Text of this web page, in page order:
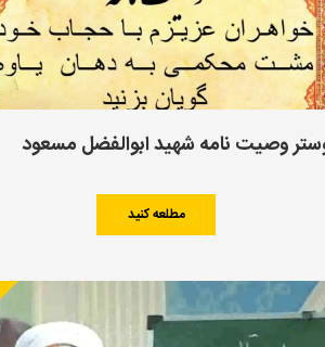
وصیت نامه شهید ابوالفضل مسعود
مطلعه کنید